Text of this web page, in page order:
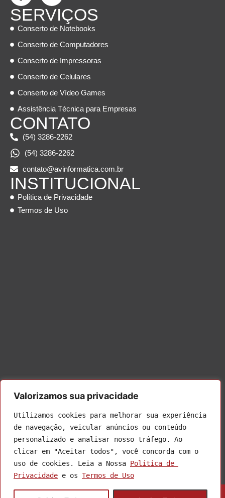
Valorizamos sua privacidade
Utilizamos cookies para melhorar sua experiência
de navegação, veicular anúncios ou conteúdo
personalizado e analisar nosso tráfego. Ao
clicar em "Aceitar todos", você concorda com o
uso de cookies. Leia a Nossa Política de
Privacidade e os Termos de Uso
SERVIÇOS
Conserto de Notebooks
Conserto de Computadores
Conserto de Impressoras
Conserto de Celulares
Conserto de Vídeo Games
Assistência Técnica para Empresas
CONTATO
(54) 3286-2262
(54) 3286-2262
contato@avinformatica.com.br
INSTITUCIONAL
Política de Privacidade
Termos de Uso
R. Ernesto Volk, 190 - Minuano, Gramado - RS, 95670-
012
© 2026 AV Informática – Todos os Direitos Reservados |